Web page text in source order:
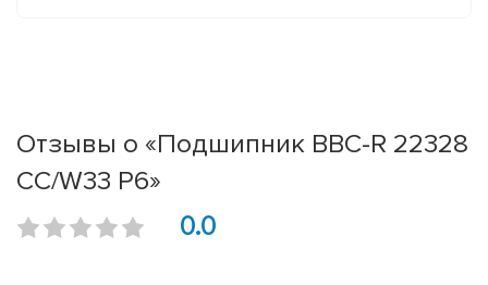
Отзывы о «Подшипник BBC-R 22328
CC/W33 P6»
0.0